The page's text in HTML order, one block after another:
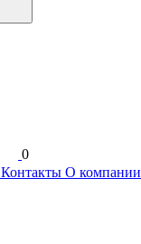
0
Контакты О компании